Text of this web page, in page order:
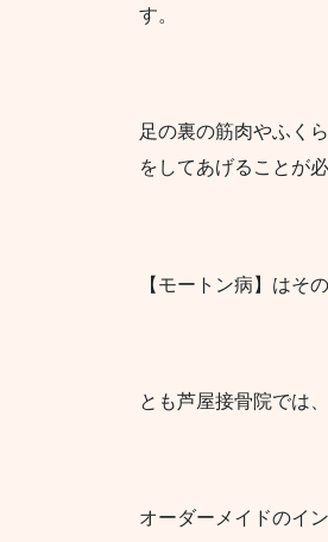
す。
足の裏の筋肉やふく
をしてあげることが
【モートン病】はそ
とも芦屋接骨院では
オーダーメイドのイ